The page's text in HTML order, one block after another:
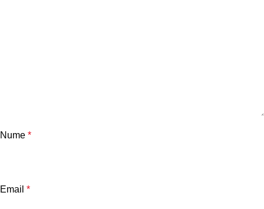
Nume *
Email *